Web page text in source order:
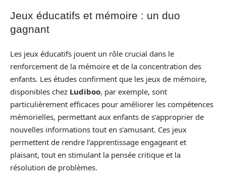
Jeux éducatifs et mémoire : un duo
gagnant
Les jeux éducatifs jouent un rôle crucial dans le
renforcement de la mémoire et de la concentration des
enfants. Les études confirment que les jeux de mémoire,
disponibles chez Ludiboo, par exemple, sont
particulièrement efficaces pour améliorer les compétences
mémorielles, permettant aux enfants de s’approprier de
nouvelles informations tout en s’amusant. Ces jeux
permettent de rendre l’apprentissage engageant et
plaisant, tout en stimulant la pensée critique et la
résolution de problèmes.